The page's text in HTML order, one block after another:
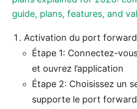
guide, plans, features, and
Activation du port
Étape 1: Connectez-
et ouvrez l’application
Étape 2: Choisissez un
supporte le port